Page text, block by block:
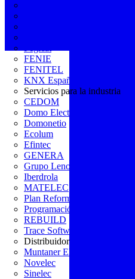
FENIE
FENITEL
KNX España
Servicios para la industria
CEDOM
Domo Electra
Domonetio
Ecolum
Efintec
GENERA
Grupo Lenor
Iberdrola
MATELEC
Plan Reforma
Programación Integral
REBUILD
Trace Software
Distribuidor
Muntaner Electro
Novelec
Sinelec